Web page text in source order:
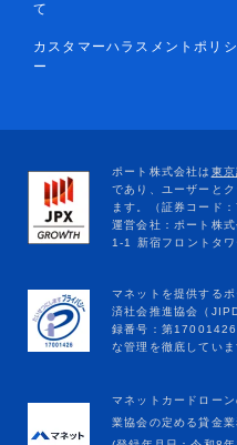
て
カスタマーハラスメントポリシ
ー
マネットカードロー
業協会の定める貸金